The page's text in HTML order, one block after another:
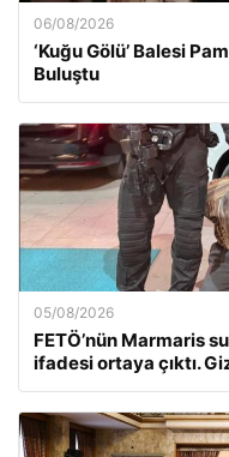
06/08/2026
‘Kuğu Gölü’ Balesi
Buluştu
05/08/2026
FETÖ’nün Marmaris
ifadesi ortaya çıktı.